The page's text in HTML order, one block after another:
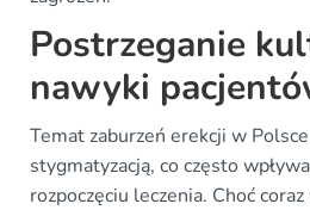
Postrzeganie
nawyki
Temat zaburzeń erekcji w
stygmatyzacją, co często
rozpoczęciu leczenia. Choć